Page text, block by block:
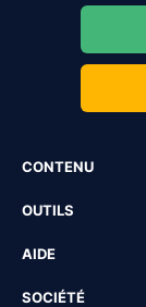
CONTENU
OUTILS
AIDE
SOCIÉTÉ